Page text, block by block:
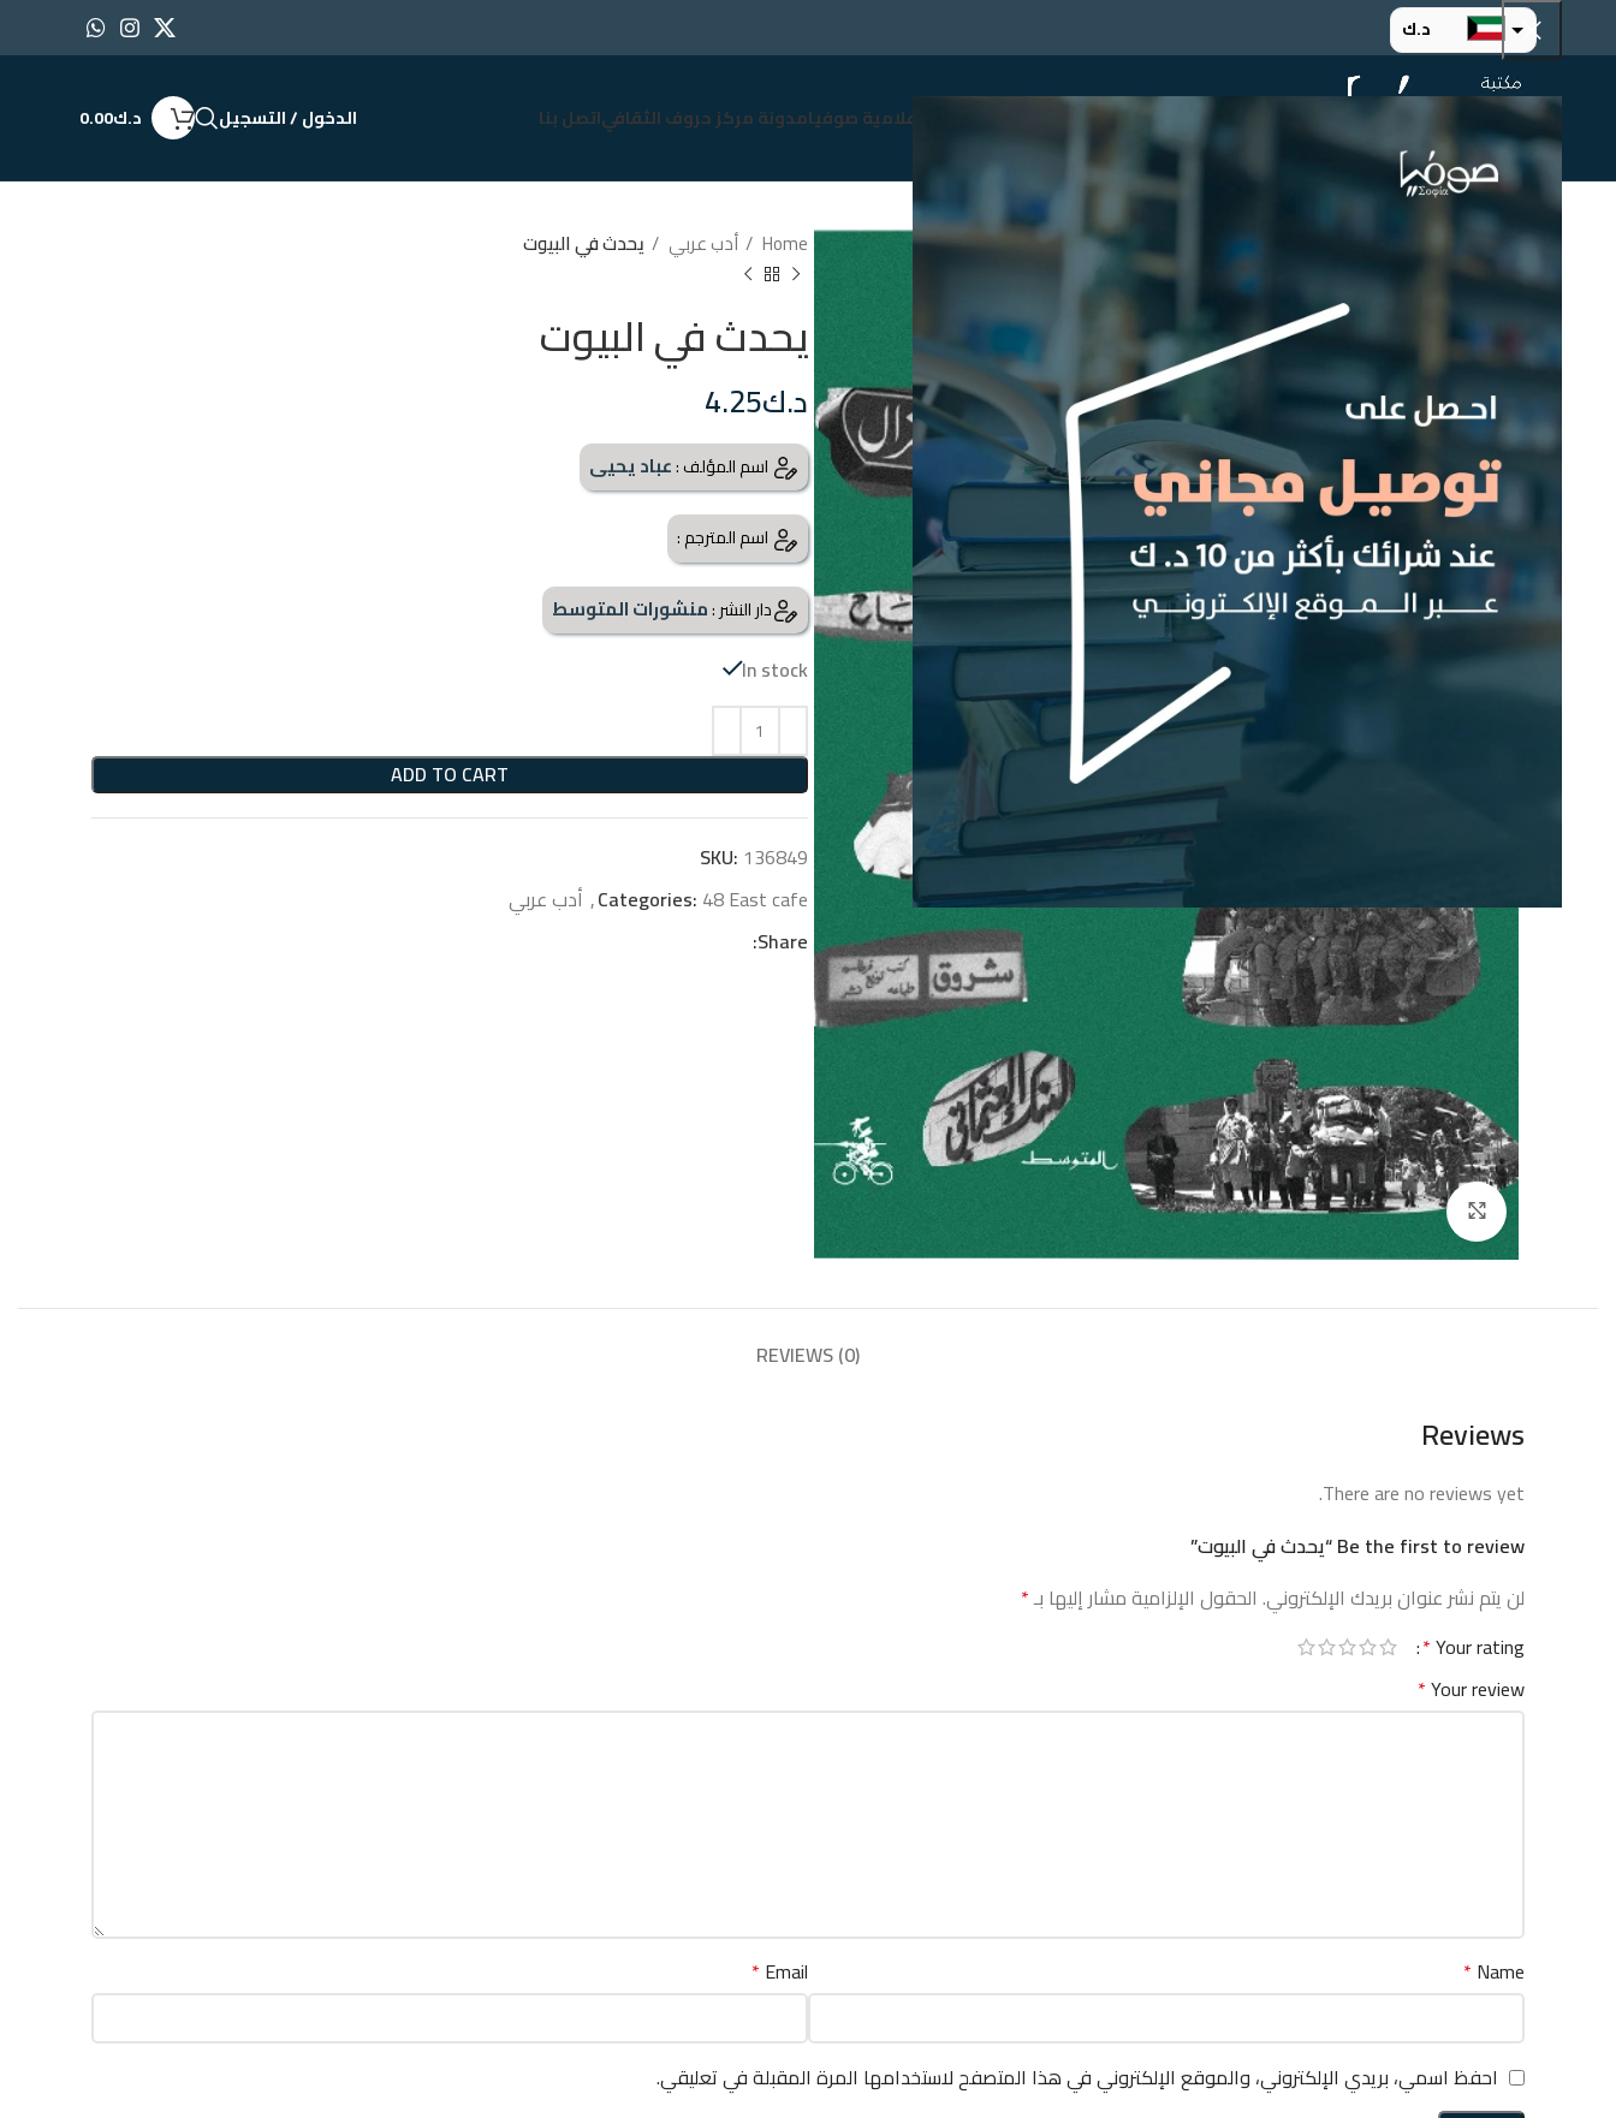
د.ك
د.إ
ر.ق
الرئيسية إعلامية صوفيامدونة مركز حروف الثقافياتصل بنا الدخول / التسجيل د.ك0.00
إضغط للتكبير
Home أدب عربي يحدث في البيوت
يحدث في البيوت
د.ك4.25
اسم المؤلف :عباد يحيى
اسم المترجم :
دار النشر :منشورات المتوسط
In stock
ADD TO CART
SKU: 136849
Categories: 48 East cafe
, أدب عربي
Share:
REVIEWS (0)
Reviews
There are no reviews yet.
Be the first to review “يحدث في البيوت”
لن يتم نشر عنوان بريدك الإلكتروني. الحقول الإلزامية مشار إليها بـ*
Your rating
*
Your review
*
Name
*
Email
*
احفظ اسمي، بريدي الإلكتروني، والموقع الإلكتروني في هذا المتصفح لاستخدامها المرة المقبلة في تعليقي.